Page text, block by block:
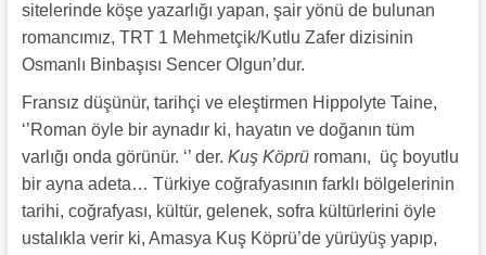
sitelerinde köşe yazarlığı yapan, şair yönü de bulunan
romancımız, TRT 1 Mehmetçik/Kutlu Zafer dizisinin
Osmanlı Binbaşısı Sencer Olgun’dur.
Fransız düşünür, tarihçi ve eleştirmen Hippolyte Taine,
‘’Roman öyle bir aynadır ki, hayatın ve doğanın tüm
varlığı onda görünür. ‘’ der. Kuş Köprüromanı, üç boyutlu
bir ayna adeta… Türkiye coğrafyasının farklı bölgelerinin
tarihi, coğrafyası, kültür, gelenek, sofra kültürlerini öyle
ustalıkla verir ki, Amasya Kuş Köprü’de yürüyüş yapıp,